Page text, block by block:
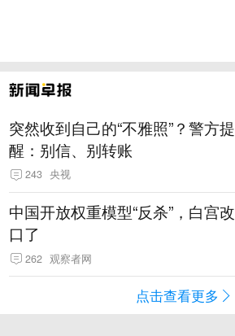
突然收到自己的“不雅照”？警方提
醒：别信、别转账
243 央视
中国开放权重模型“反杀”，白宫改
口了
262 观察者网
点击查看更多